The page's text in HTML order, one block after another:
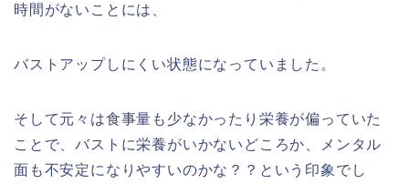
時間がないことには、
バストアップしにくい状態になっていました。
そして元々は食事量も少なかったり栄養が偏っていた
ことで、バストに栄養がいかないどころか、メンタル
面も不安定になりやすいのかな？？という印象でし